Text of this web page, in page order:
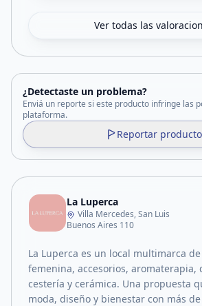
Ver todas las
¿Detectaste un problema?
Enviá un reporte si este producto infringe las
plataforma.
Reportar producto
La Luperca
Villa Mercedes, San Luis
Buenos Aires 110
La Luperca es un local multimarca
femenina, accesorios, aromaterapia,
cestería y cerámica. Una propuesta
moda, diseño y bienestar con más